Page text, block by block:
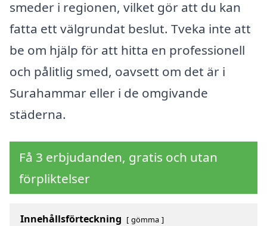
smeder i regionen, vilket gör att du kan
fatta ett välgrundat beslut. Tveka inte att
be om hjälp för att hitta en professionell
och pålitlig smed, oavsett om det är i
Surahammar eller i de omgivande
städerna.
Få 3 erbjudanden, gratis och utan
förpliktelser
Innehållsförteckning gömma